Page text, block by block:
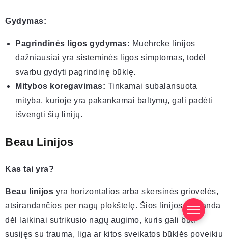
Gydymas:
Pagrindinės ligos gydymas: Muehrcke linijos
dažniausiai yra sisteminės ligos simptomas, todėl
svarbu gydyti pagrindinę būklę.
Mitybos koregavimas: Tinkamai subalansuota
mityba, kurioje yra pakankamai baltymų, gali padėti
išvengti šių linijų.
Beau Linijos
Kas tai yra?
Beau linijos yra horizontalios arba skersinės griovelės,
atsirandančios per nagų plokštelę. Šios linijos atsiranda
dėl laikinai sutrikusio nagų augimo, kuris gali būti
susijęs su trauma, liga ar kitos sveikatos būklės poveikiu